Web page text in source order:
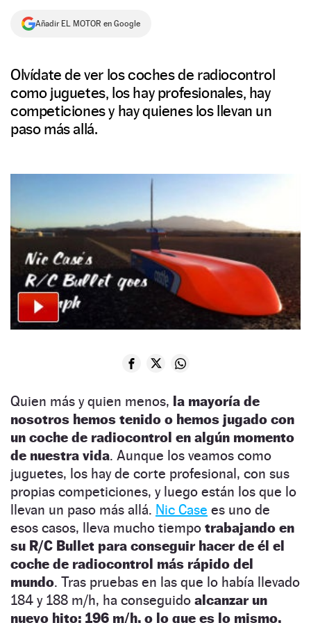
NEWSLETTER
Añadir EL MOTOR en Google
Olvídate de ver los coches de radiocontrol
como juguetes, los hay profesionales, hay
competiciones y hay quienes los llevan un
paso más allá.
Quien más y quien menos, la mayoría de
nosotros hemos tenido o hemos jugado con
un coche de radiocontrol en algún momento
de nuestra vida. Aunque los veamos como
juguetes, los hay de corte profesional, con sus
propias competiciones, y luego están los que lo
llevan un paso más allá. Nic Case es uno de
esos casos, lleva mucho tiempo trabajando en
su R/C Bullet para conseguir hacer de él el
coche de radiocontrol más rápido del
mundo. Tras pruebas en las que lo había llevado
184 y 188 m/h, ha conseguido alcanzar un
nuevo hito: 196 m/h, o lo que es lo mismo,